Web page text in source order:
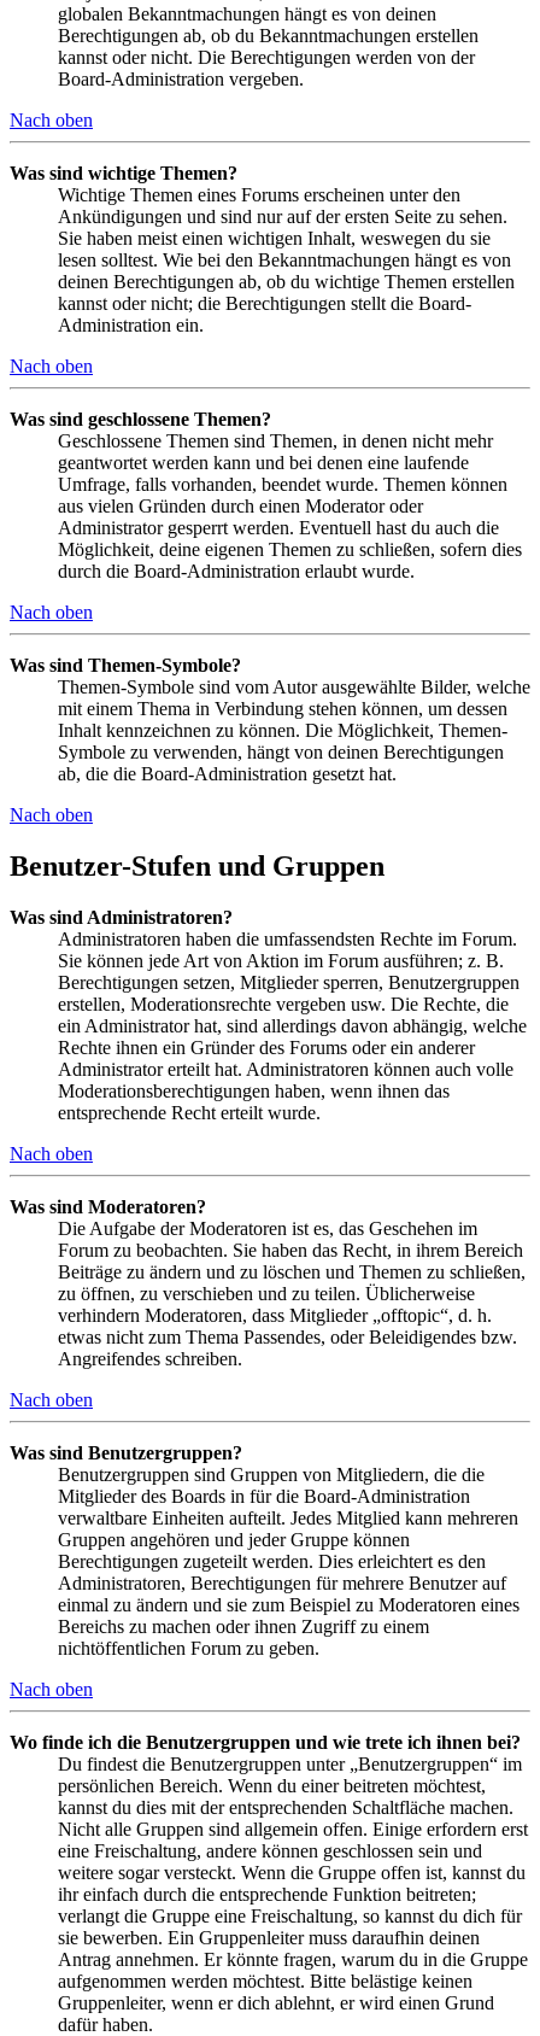
globalen Bekanntmachungen hängt es von deinen
Berechtigungen ab, ob du Bekanntmachungen erstellen
kannst oder nicht. Die Berechtigungen werden von der
Board-Administration vergeben.
Nach oben
Was sind wichtige Themen?
Wichtige Themen eines Forums erscheinen unter den
Ankündigungen und sind nur auf der ersten Seite zu sehen.
Sie haben meist einen wichtigen Inhalt, weswegen du sie
lesen solltest. Wie bei den Bekanntmachungen hängt es von
deinen Berechtigungen ab, ob du wichtige Themen erstellen
kannst oder nicht; die Berechtigungen stellt die Board-
Administration ein.
Nach oben
Was sind geschlossene Themen?
Geschlossene Themen sind Themen, in denen nicht mehr
geantwortet werden kann und bei denen eine laufende
Umfrage, falls vorhanden, beendet wurde. Themen können
aus vielen Gründen durch einen Moderator oder
Administrator gesperrt werden. Eventuell hast du auch die
Möglichkeit, deine eigenen Themen zu schließen, sofern dies
durch die Board-Administration erlaubt wurde.
Nach oben
Was sind Themen-Symbole?
Themen-Symbole sind vom Autor ausgewählte Bilder, welche
mit einem Thema in Verbindung stehen können, um dessen
Inhalt kennzeichnen zu können. Die Möglichkeit, Themen-
Symbole zu verwenden, hängt von deinen Berechtigungen
ab, die die Board-Administration gesetzt hat.
Nach oben
Benutzer-Stufen und Gruppen
Was sind Administratoren?
Administratoren haben die umfassendsten Rechte im Forum.
Sie können jede Art von Aktion im Forum ausführen; z. B.
Berechtigungen setzen, Mitglieder sperren, Benutzergruppen
erstellen, Moderationsrechte vergeben usw. Die Rechte, die
ein Administrator hat, sind allerdings davon abhängig, welche
Rechte ihnen ein Gründer des Forums oder ein anderer
Administrator erteilt hat. Administratoren können auch volle
Moderationsberechtigungen haben, wenn ihnen das
entsprechende Recht erteilt wurde.
Nach oben
Was sind Moderatoren?
Die Aufgabe der Moderatoren ist es, das Geschehen im
Forum zu beobachten. Sie haben das Recht, in ihrem Bereich
Beiträge zu ändern und zu löschen und Themen zu schließen,
zu öffnen, zu verschieben und zu teilen. Üblicherweise
verhindern Moderatoren, dass Mitglieder „offtopic“, d. h.
etwas nicht zum Thema Passendes, oder Beleidigendes bzw.
Angreifendes schreiben.
Nach oben
Was sind Benutzergruppen?
Benutzergruppen sind Gruppen von Mitgliedern, die die
Mitglieder des Boards in für die Board-Administration
verwaltbare Einheiten aufteilt. Jedes Mitglied kann mehreren
Gruppen angehören und jeder Gruppe können
Berechtigungen zugeteilt werden. Dies erleichtert es den
Administratoren, Berechtigungen für mehrere Benutzer auf
einmal zu ändern und sie zum Beispiel zu Moderatoren eines
Bereichs zu machen oder ihnen Zugriff zu einem
nichtöffentlichen Forum zu geben.
Nach oben
Wo finde ich die Benutzergruppen und wie trete ich ihnen bei?
Du findest die Benutzergruppen unter „Benutzergruppen“ im
persönlichen Bereich. Wenn du einer beitreten möchtest,
kannst du dies mit der entsprechenden Schaltfläche machen.
Nicht alle Gruppen sind allgemein offen. Einige erfordern erst
eine Freischaltung, andere können geschlossen sein und
weitere sogar versteckt. Wenn die Gruppe offen ist, kannst du
ihr einfach durch die entsprechende Funktion beitreten;
verlangt die Gruppe eine Freischaltung, so kannst du dich für
sie bewerben. Ein Gruppenleiter muss daraufhin deinen
Antrag annehmen. Er könnte fragen, warum du in die Gruppe
aufgenommen werden möchtest. Bitte belästige keinen
Gruppenleiter, wenn er dich ablehnt, er wird einen Grund
dafür haben.